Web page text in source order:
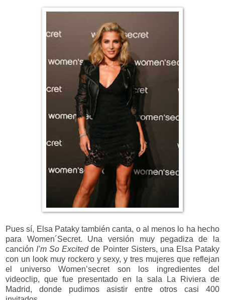
Pues sí, Elsa Pataky también canta, o al menos lo ha hecho
para Women´Secret. Una versión muy pegadiza de la
canción I’m So Excitedde Pointer Sisters, una Elsa Pataky
con un look muy rockero y sexy, y tres mujeres que reflejan
el universo Women’secret son los ingredientes del
videoclip, que fue presentado en la sala La Riviera de
Madrid, donde pudimos asistir entre otros casi 400